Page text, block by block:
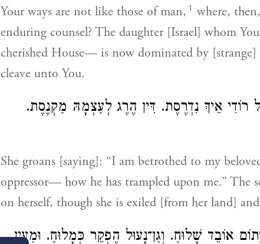
Your ways are not like those of man, 1 where,
enduring counsel? The daughter [Israel] whom
cherished House— is now dominated by [strange]
cleave unto You.
רוֹדִי אֵיךְ נִדְרֶסֶת. דִּין הֶרֶג לְעַצְמָהּ מַקְנֶסֶת.
She groans [saying]: “I am betrothed to my
oppressor— how he has trampled upon me.” The
on herself, though she is exiled [from her land]
אוֹבֵד שָׁלוּחַ. וְגַן־נָעוּל הֶפְקֵר כְּמָלוּחַ. וּמַעְיָן